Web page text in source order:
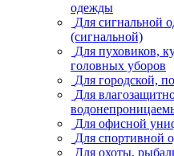
одежды
Для сигнальной
(сигнальной)
Для пуховиков,
головных уборов
Для городской,
Для
Для офисной
Для спортивной
Для охоты,